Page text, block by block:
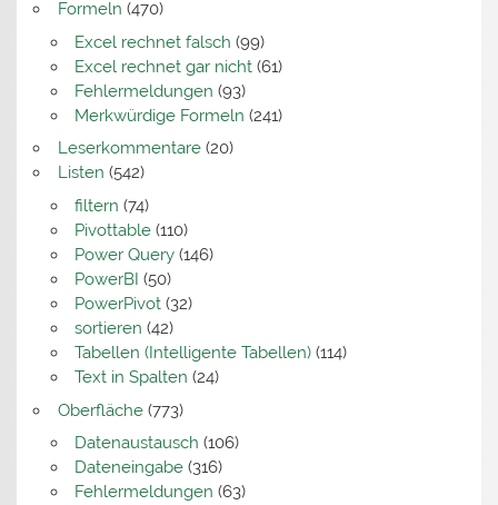
Formeln (470)
Excel rechnet falsch (99)
Excel rechnet gar nicht(61)
Fehlermeldungen (93)
Merkwürdige Formeln (241)
Leserkommentare(20)
Listen (542)
filtern (74)
Pivottable(110)
Power Query(146)
PowerBI (50)
PowerPivot(32)
sortieren (42)
Tabellen (Intelligente Tabellen)(114)
Text in Spalten (24)
Oberfläche(773)
Datenaustausch (106)
Dateneingabe(316)
Fehlermeldungen (63)